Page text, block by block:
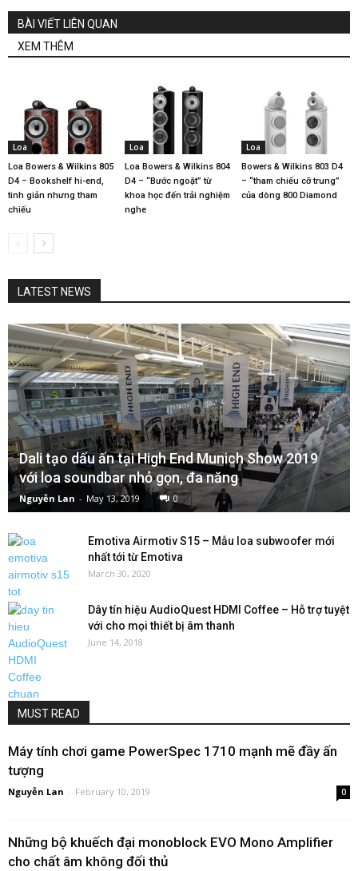
BÀI VIẾT LIÊN QUAN
XEM THÊM
Loa
Loa Bowers & Wilkins 805
D4 – Bookshelf hi-end,
tinh giản nhưng tham
chiếu
Loa
Loa Bowers & Wilkins 804
D4 – “Bước ngoặt” từ
khoa học đến trải nghiệm
nghe
Loa
Bowers & Wilkins 803 D4
– “tham chiếu cỡ trung”
của dòng 800 Diamond
LATEST NEWS
Dali tạo dấu ấn tại High End Munich Show 2019
với loa soundbar nhỏ gọn, đa năng
Nguyễn Lan - May 13, 2019 0
Emotiva Airmotiv S15 – Mẫu loa subwoofer mới
nhất tới từ Emotiva
March 30, 2020
Dây tín hiệu AudioQuest HDMI Coffee – Hỗ trợ tuyệt
với cho mọi thiết bị âm thanh
June 14, 2018
MUST READ
Máy tính chơi game PowerSpec 1710 mạnh mẽ đầy ấn
tượng
Nguyễn Lan - February 10, 2019 0
Những bộ khuếch đại monoblock EVO Mono Amplifier
cho chất âm không đối thủ